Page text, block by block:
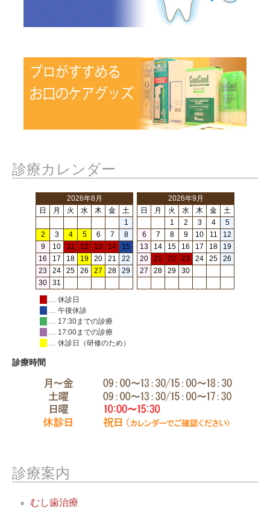
診療カレンダー
2026年8月
日
月 火 水 木 金
土
1
2
3 4 5 6 7
8
9
10 11 12 13 14
15
16
17 18 19 20 21
22
23
24 25 26 27 28
29
30
31
2026年9月
日
月 火 水 木 金
土
1
2 3 4
5
6
7 8 9 10 11
12
13
14 15 16 17 18
19
20
21 22 23 24 25
26
27
28 29 30
… 休診日
… 午後休診
… 17:30までの診療
… 17:00までの診療
… 休診日（研修のため）
診療時間
診療案内
むし歯治療